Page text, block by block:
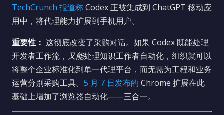
TechCrunch 报道称Codex 正被集成到 ChatGPT 移动应
用中，将代理能力扩展到手机用户。
重要性： 这彻底改变了采购对话。如果 Codex 既能处理
开发者工作流， 又能处理知识工作者自动化，组织就可以
将整个企业标准化到单一代理平台，而无需为工程和业务
运营分别采购工具。 5 月 7 日发布的 Chrome 扩展在此
基础上增加了浏览器自动化——三合一。